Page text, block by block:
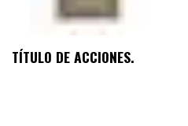
TÍTULO DE ACCIONES.